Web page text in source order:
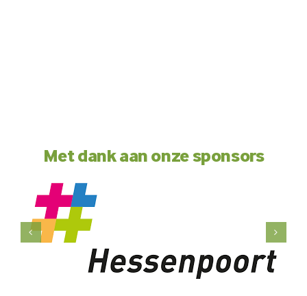
Met dank aan onze sponsors